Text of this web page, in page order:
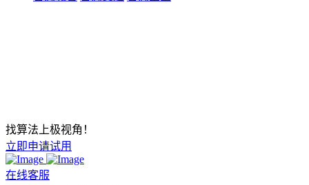
找算法上极视角！
立即申请试用
在线客服